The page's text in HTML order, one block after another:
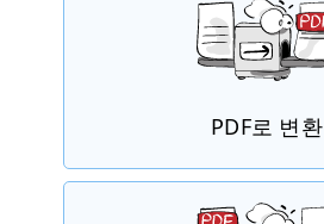
PDF로 변환